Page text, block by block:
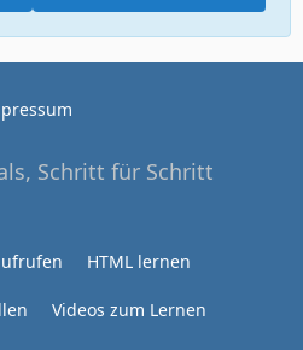
Schritt für Schritt
HTML lernen
Videos zum Lernen